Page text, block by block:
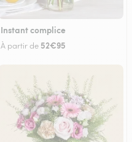
Instant complice
À partir de 52€95